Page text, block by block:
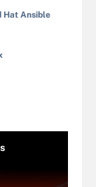
Hat Ansible